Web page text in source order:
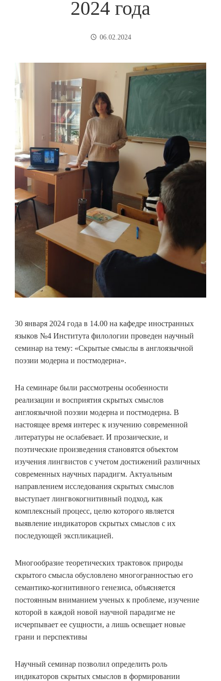
2024 года
06.02.2024
30 января 2024 года в 14.00 на кафедре иностранных
языков №4 Института филологии проведен научный
семинар на тему: «Скрытые смыслы в англоязычной
поэзии модерна и постмодерна».
На семинаре были рассмотрены особенности
реализации и восприятия скрытых смыслов
англоязычной поэзии модерна и постмодерна. В
настоящее время интерес к изучению современной
литературы не ослабевает. И прозаические, и
поэтические произведения становятся объектом
изучения лингвистов с учетом достижений различных
современных научных парадигм. Актуальным
направлением исследования скрытых смыслов
выступает лингвокогнитивный подход, как
комплексный процесс, целю которого является
выявление индикаторов скрытых смыслов с их
последующей экспликацией.
Многообразие теоретических трактовок природы
скрытого смысла обусловлено многогранностью его
семантико-когнитивного генезиса, объясняется
постоянным вниманием ученых к проблеме, изучение
которой в каждой новой научной парадигме не
исчерпывает ее сущности, а лишь освещает новые
грани и перспективы
Научный семинар позволил определить роль
индикаторов скрытых смыслов в формировании